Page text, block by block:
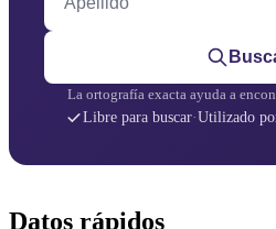
La ortografía exacta ayuda a
Libre para buscar·Utilizado
Datos rápidos